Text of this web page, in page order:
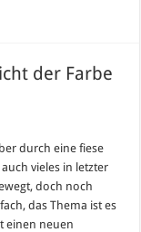
der Farbe
durch eine fiese
vieles in letzter
doch noch
das Thema ist es
einen neuen